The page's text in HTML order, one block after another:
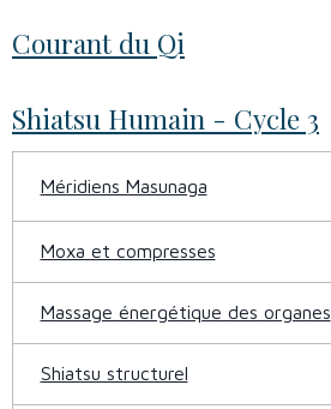
Courant du Qi
Shiatsu Humain - Cycle 3
Méridiens Masunaga
Moxa et compresses
Massage énergétique des organes
Shiatsu structurel